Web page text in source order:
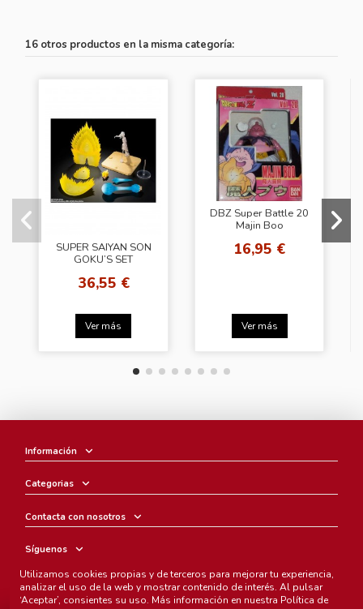
16 otros productos en la misma categoría:
SUPER SAIYAN SON
GOKU’S SET
KAMEHAMEHA VER.
FIGUARTS
36,55 €
Ver más
DBZ Super Battle 20
Majin Boo
16,95 €
Ver más
Información
Categorias
Contacta con nosotros
Síguenos
Boletín
Utilizamos cookies propias y de terceros para mejorar tu experiencia,
analizar el uso de la web y mostrar contenido de interés. Al pulsar
‘Aceptar’, consientes su uso. Más información en nuestra Política de